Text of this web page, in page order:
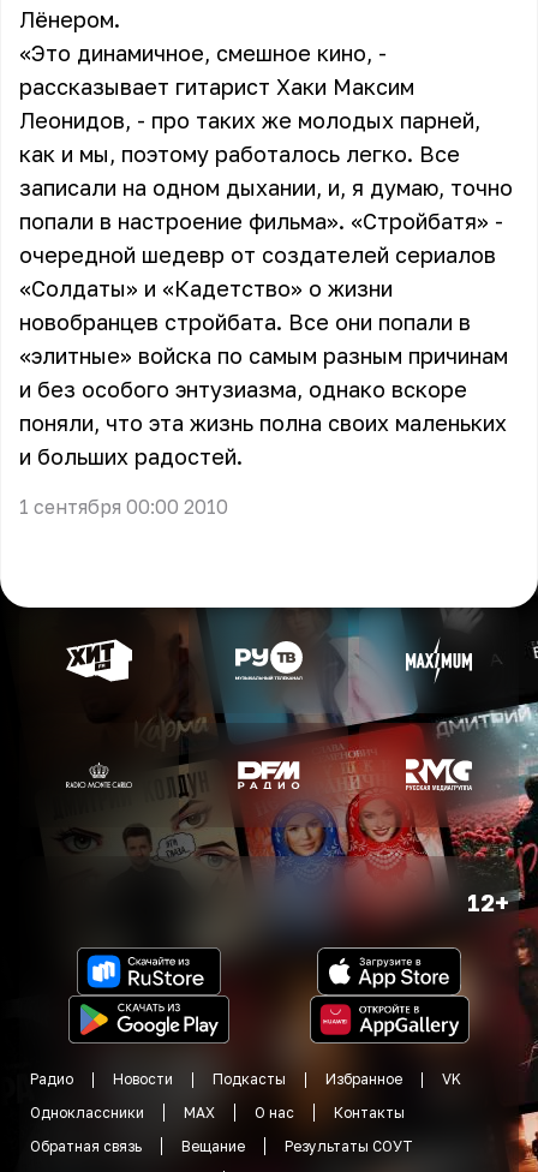
Лёнером.
«Это динамичное, смешное кино, -
рассказывает гитарист Хаки Максим
Леонидов, - про таких же молодых парней,
как и мы, поэтому работалось легко. Все
записали на одном дыхании, и, я думаю, точно
попали в настроение фильма». «Стройбатя» -
очередной шедевр от создателей сериалов
«Солдаты» и «Кадетство» о жизни
новобранцев стройбата. Все они попали в
«элитные» войска по самым разным причинам
и без особого энтузиазма, однако вскоре
поняли, что эта жизнь полна своих маленьких
и больших радостей.
1 сентября 00:00 2010
12+
Радио Новости Подкасты Избранное
VK
Одноклассники
MAX О нас
Контакты
Обратная связь
Вещание
Результаты СОУТ